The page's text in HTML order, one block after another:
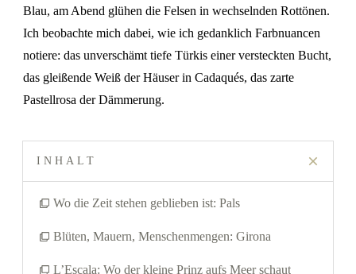
Blau, am Abend glühen die Felsen in wechselnden Rottönen.
Ich beobachte mich dabei, wie ich gedanklich Farbnuancen
notiere: das unverschämt tiefe Türkis einer versteckten Bucht,
das gleißende Weiß der Häuser in Cadaqués, das zarte
Pastellrosa der Dämmerung.
INHALT
Wo die Zeit stehen geblieben ist: Pals
Blüten, Mauern, Menschenmengen: Girona
L’Escala: Wo der kleine Prinz aufs Meer schaut